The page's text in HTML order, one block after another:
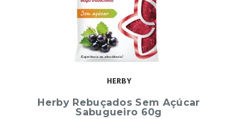
NEO-SINEFRINA
Neo Sinefrina Express Spray
20Ml